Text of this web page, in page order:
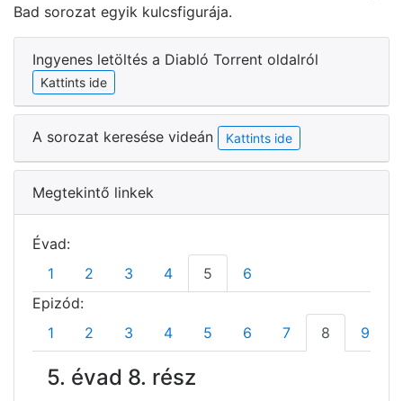
Bad sorozat egyik kulcsfigurája.
Ingyenes letöltés a Diabló Torrent oldalról
Kattints ide
A sorozat keresése videán Kattints ide
Megtekintő linkek
Évad:
1
2 3 4 5
6
Epizód:
1
2 3 4 5 6 7 8 9
5. évad 8. rész